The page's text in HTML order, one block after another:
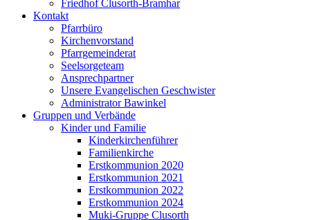
Friedhof Clusorth-Bramhar
Kontakt
Pfarrbüro
Kirchenvorstand
Pfarrgemeinderat
Seelsorgeteam
Ansprechpartner
Unsere Evangelischen Geschwister
Administrator Bawinkel
Gruppen und Verbände
Kinder und Familie
Kinderkirchenführer
Familienkirche
Erstkommunion 2020
Erstkommunion 2021
Erstkommunion 2022
Erstkommunion 2024
Muki-Gruppe Clusorth